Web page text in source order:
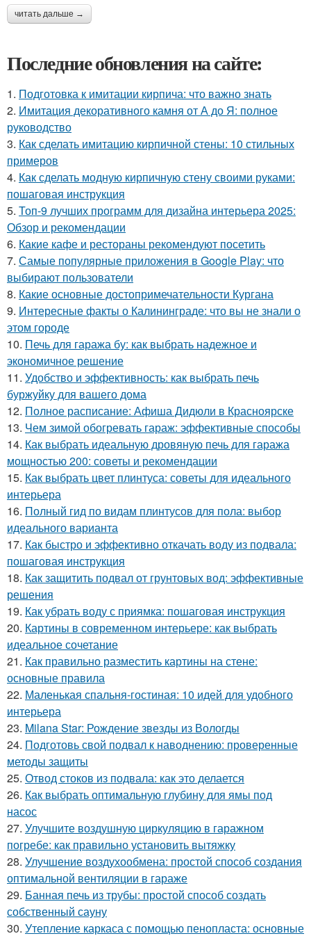
читать дальше →
Последние обновления на сайте:
1. Подготовка к имитации кирпича: что важно знать
2. Имитация декоративного камня от А до Я: полное
руководство
3. Как сделать имитацию кирпичной стены: 10 стильных
примеров
4. Как сделать модную кирпичную стену своими руками:
пошаговая инструкция
5. Топ-9 лучших программ для дизайна интерьера 2025:
Обзор и рекомендации
6. Какие кафе и рестораны рекомендуют посетить
7. Самые популярные приложения в Google Play: что
выбирают пользователи
8. Какие основные достопримечательности Кургана
9. Интересные факты о Калининграде: что вы не знали о
этом городе
10. Печь для гаража бу: как выбрать надежное и
экономичное решение
11. Удобство и эффективность: как выбрать печь
буржуйку для вашего дома
12. Полное расписание: Афиша Дидюли в Красноярске
13. Чем зимой обогревать гараж: эффективные способы
14. Как выбрать идеальную дровяную печь для гаража
мощностью 200: советы и рекомендации
15. Как выбрать цвет плинтуса: советы для идеального
интерьера
16. Полный гид по видам плинтусов для пола: выбор
идеального варианта
17. Как быстро и эффективно откачать воду из подвала:
пошаговая инструкция
18. Как защитить подвал от грунтовых вод: эффективные
решения
19. Как убрать воду с приямка: пошаговая инструкция
20. Картины в современном интерьере: как выбрать
идеальное сочетание
21. Как правильно разместить картины на стене:
основные правила
22. Маленькая спальня-гостиная: 10 идей для удобного
интерьера
23. Milana Star: Рождение звезды из Вологды
24. Подготовь свой подвал к наводнению: проверенные
методы защиты
25. Отвод стоков из подвала: как это делается
26. Как выбрать оптимальную глубину для ямы под
насос
27. Улучшите воздушную циркуляцию в гаражном
погребе: как правильно установить вытяжку
28. Улучшение воздухообмена: простой способ создания
оптимальной вентиляции в гараже
29. Банная печь из трубы: простой способ создать
собственный сауну
30. Утепление каркаса с помощью пенопласта: основные